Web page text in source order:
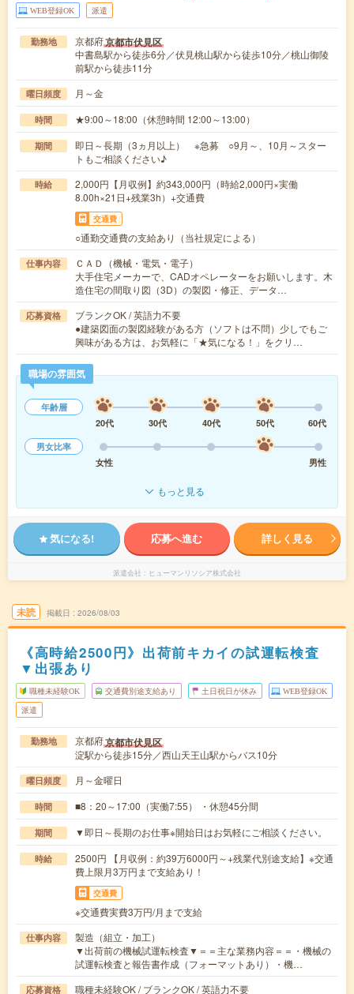
WEB登録OK 派遣
勤務地 京都府京都市伏見区
中書島駅から徒歩6分／伏見桃山駅から徒歩10分／桃山御陵
前駅から徒歩11分
曜日頻度 月～金
時間 ★9:00～18:00（休憩時間 12:00～13:00）
期間
即日～長期（3ヵ月以上） ※急募 ○9月～、10月～スター
トもご相談ください♪
時給
2,000円【月収例】約343,000円（時給2,000円×実働
8.00h×21日+残業3h）+交通費
交通費
○通勤交通費の支給あり（当社規定による）
仕事内容
ＣＡＤ（機械・電気・電子）
大手住宅メーカーで、CADオペレーターをお願いします。木
造住宅の間取り図（3D）の製図・修正、データ…
応募資格
ブランクOK / 英語力不要
●建築図面の製図経験がある方（ソフトは不問）少しでもご
興味がある方は、お気軽に「★気になる！」をクリ…
職場の雰囲気
年齢層
20代
30代 40代 50代
60代
男女比率
女性
男性
もっと見る
気になる! 応募へ進む 詳しく見る
派遣会社 ヒューマンリソシア株式会社
未読 掲載日 2026/08/03
《高時給2500円》出荷前キカイの試運転検査
▼出張あり
職種未経験OK 交通費別途支給あり 土日祝日が休み WEB登録OK
派遣
勤務地 京都府京都市伏見区
淀駅から徒歩15分／西山天王山駅からバス10分
曜日頻度 月～金曜日
時間 ■8：20～17:00（実働7:55） ・休憩45分間
期間 ▼即日～長期のお仕事※開始日はお気軽にご相談ください。
時給
2500円 【月収例：約39万6000円～+残業代別途支給】※交通
費上限月3万円まで支給あり！
交通費
※交通費実費3万円/月まで支給
仕事内容
製造（組立・加工）
▼出荷前の機械試運転検査▼＝＝主な業務内容＝＝・機械の
試運転検査と報告書作成（フォーマットあり）・機…
応募資格
職種未経験OK / ブランクOK / 英語力不要